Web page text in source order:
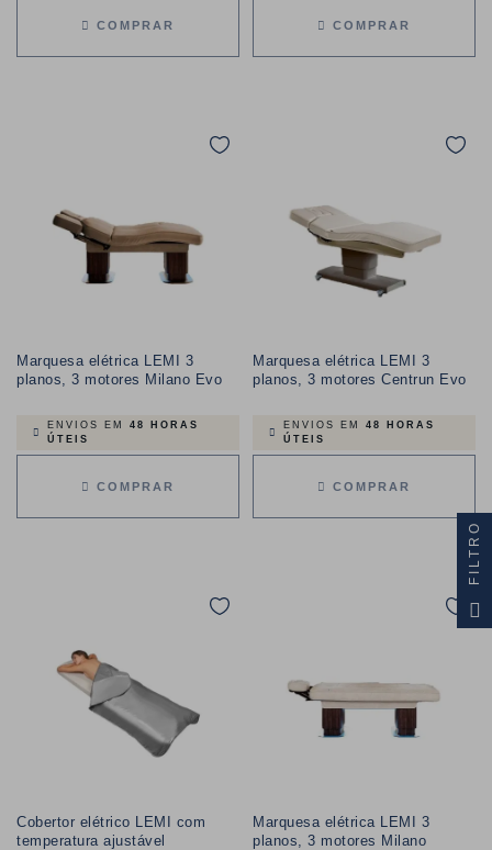
COMPRAR COMPRAR
Marquesa elétrica LEMI 3
planos, 3 motores Milano Evo
ENVIOS EM 48 HORAS
ÚTEIS
COMPRAR
Marquesa elétrica LEMI 3
planos, 3 motores Centrun Evo
ENVIOS EM 48 HORAS
ÚTEIS
COMPRAR
Cobertor elétrico LEMI com
temperatura ajustável
Marquesa elétrica LEMI 3
planos, 3 motores Milano
FILTRO